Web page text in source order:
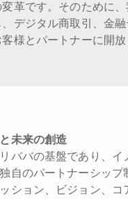
変革です。そのために
デジタル商取引、金
客様とパートナーに開
未来の創造
ババの基盤であり、イ
自のパートナーシッ
ション、ビジョン、